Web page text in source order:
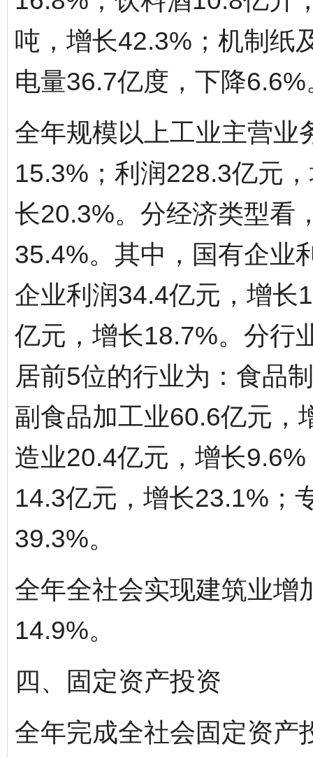
吨，增长42.3%；机制纸
电量36.7亿度，下降6.6%
全年规模以上工业主营业
15.3%；利润228.3亿元
长20.3%。分经济类型看
35.4%。其中，国有企业
企业利润34.4亿元，增长
亿元，增长18.7%。分行
居前5位的行业为：食品
副食品加工业60.6亿元，
造业20.4亿元，增长
14.3亿元，增长23.1%；
39.3%。
全年全社会实现建筑业增
14.9%。
四、固定资产投资
全年完成全社会固定资产